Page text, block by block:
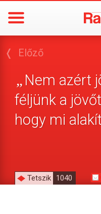
❬ Előző
„ Nem azért
féljünk a
hogy mi
Tetszik 1040